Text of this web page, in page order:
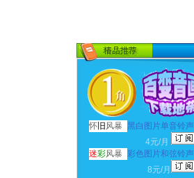
怀 旧 风暴
黑白图片单音铃声
4元/月
迷彩风暴 彩色图片和弦铃声
8元/月